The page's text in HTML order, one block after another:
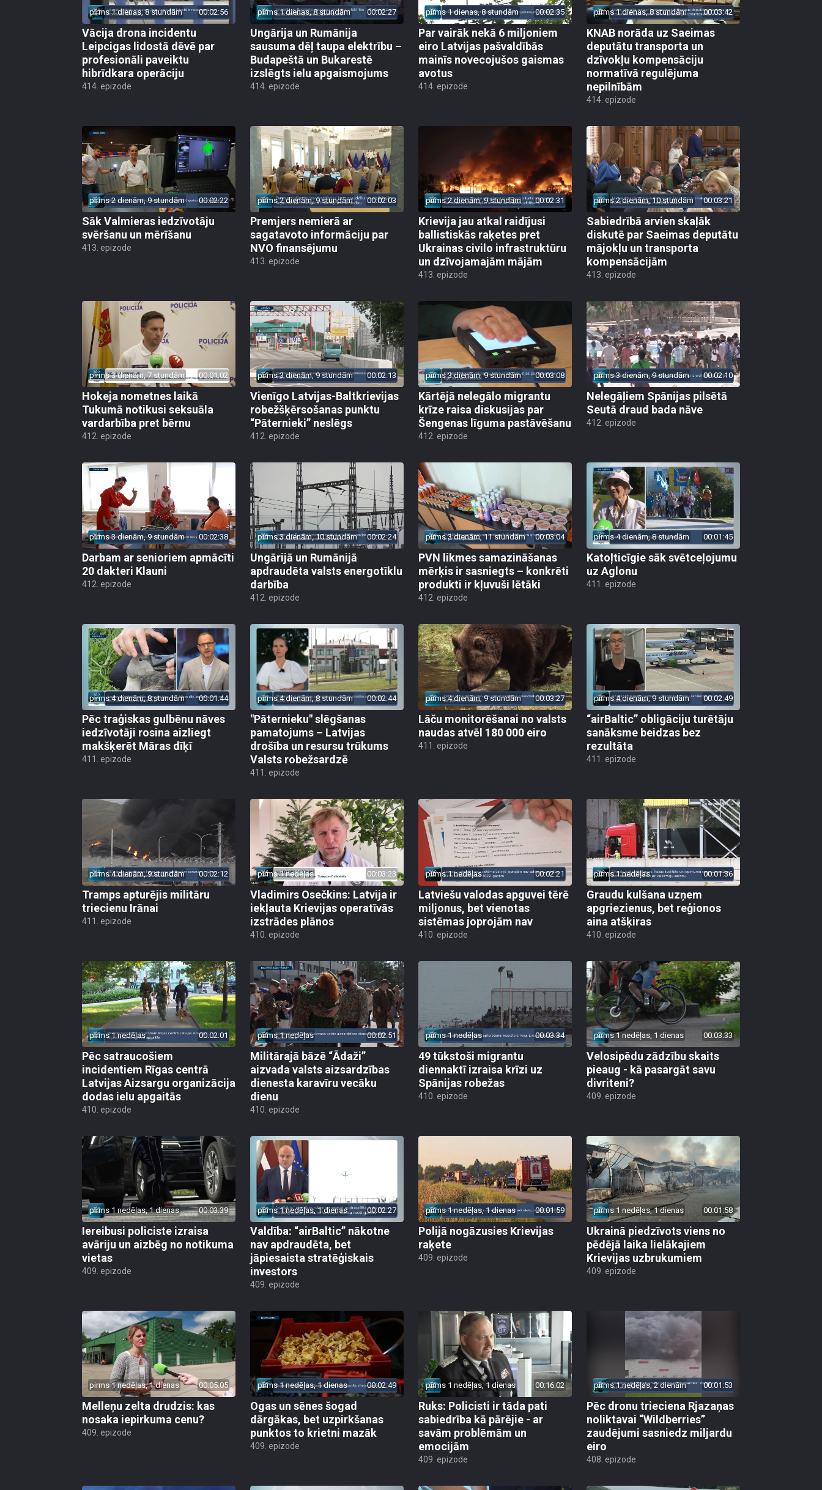
pirms 1 dienas, 8 stundām 00:02:56
Vācija drona incidentu
Leipcigas lidostā dēvē par
profesionāli paveiktu
hibrīdkara operāciju
414. epizode
pirms 1 dienas, 8 stundām 00:02:27
Ungārija un Rumānija
sausuma dēļ taupa elektrību –
Budapeštā un Bukarestē
izslēgts ielu apgaismojums
414. epizode
pirms 1 dienas, 8 stundām 00:02:35
Par vairāk nekā 6 miljoniem
eiro Latvijas pašvaldībās
mainīs novecojušos gaismas
avotus
414. epizode
pirms 1 dienas, 8 stundām 00:03:42
KNAB norāda uz Saeimas
deputātu transporta un
dzīvokļu kompensāciju
normatīvā regulējuma
nepilnībām
414. epizode
pirms 2 dienām, 9 stundām 00:02:22
Sāk Valmieras iedzīvotāju
svēršanu un mērīšanu
413. epizode
pirms 2 dienām, 9 stundām 00:02:03
Premjers nemierā ar
sagatavoto informāciju par
NVO finansējumu
413. epizode
pirms 2 dienām, 9 stundām 00:02:31
Krievija jau atkal raidījusi
ballistiskās raķetes pret
Ukrainas civilo infrastruktūru
un dzīvojamajām mājām
413. epizode
pirms 2 dienām, 10 stundām 00:03:21
Sabiedrībā arvien skaļāk
diskutē par Saeimas deputātu
mājokļu un transporta
kompensācijām
413. epizode
pirms 3 dienām, 7 stundām 00:01:02
Hokeja nometnes laikā
Tukumā notikusi seksuāla
vardarbība pret bērnu
412. epizode
pirms 3 dienām, 9 stundām 00:02:13
Vienīgo Latvijas-Baltkrievijas
robežšķērsošanas punktu
“Pāternieki” neslēgs
412. epizode
pirms 3 dienām, 9 stundām 00:03:08
Kārtējā nelegālo migrantu
krīze raisa diskusijas par
Šengenas līguma pastāvēšanu
412. epizode
pirms 3 dienām, 9 stundām 00:02:10
Nelegāļiem Spānijas pilsētā
Seutā draud bada nāve
412. epizode
pirms 3 dienām, 9 stundām 00:02:38
Darbam ar senioriem apmācīti
20 dakteri Klauni
412. epizode
pirms 3 dienām, 10 stundām 00:02:24
Ungārijā un Rumānijā
apdraudēta valsts energotīklu
darbība
412. epizode
pirms 3 dienām, 11 stundām 00:03:04
PVN likmes samazināšanas
mērķis ir sasniegts – konkrēti
produkti ir kļuvuši lētāki
412. epizode
pirms 4 dienām, 8 stundām 00:01:45
Katoļticīgie sāk svētceļojumu
uz Aglonu
411. epizode
pirms 4 dienām, 8 stundām 00:01:44
Pēc traģiskas gulbēnu nāves
iedzīvotāji rosina aizliegt
makšķerēt Māras dīķī
411. epizode
pirms 4 dienām, 8 stundām 00:02:44
"Pāternieku" slēgšanas
pamatojums – Latvijas
drošība un resursu trūkums
Valsts robežsardzē
411. epizode
pirms 4 dienām, 9 stundām 00:03:27
Lāču monitorēšanai no valsts
naudas atvēl 180 000 eiro
411. epizode
pirms 4 dienām, 9 stundām 00:02:49
“airBaltic” obligāciju turētāju
sanāksme beidzas bez
rezultāta
411. epizode
pirms 4 dienām, 9 stundām 00:02:12
Tramps apturējis militāru
triecienu Irānai
411. epizode
pirms 1 nedēļas 00:03:23
Vladimirs Osečkins: Latvija ir
iekļauta Krievijas operatīvās
izstrādes plānos
410. epizode
pirms 1 nedēļas 00:02:21
Latviešu valodas apguvei tērē
miljonus, bet vienotas
sistēmas joprojām nav
410. epizode
pirms 1 nedēļas 00:01:36
Graudu kulšana uzņem
apgriezienus, bet reģionos
aina atšķiras
410. epizode
pirms 1 nedēļas 00:02:01
Pēc satraucošiem
incidentiem Rīgas centrā
Latvijas Aizsargu organizācija
dodas ielu apgaitās
410. epizode
pirms 1 nedēļas 00:02:51
Militārajā bāzē “Ādaži”
aizvada valsts aizsardzības
dienesta karavīru vecāku
dienu
410. epizode
pirms 1 nedēļas 00:03:34
49 tūkstoši migrantu
diennaktī izraisa krīzi uz
Spānijas robežas
410. epizode
pirms 1 nedēļas, 1 dienas 00:03:33
Velosipēdu zādzību skaits
pieaug - kā pasargāt savu
divriteni?
409. epizode
pirms 1 nedēļas, 1 dienas 00:03:39
Iereibusi policiste izraisa
avāriju un aizbēg no notikuma
vietas
409. epizode
pirms 1 nedēļas, 1 dienas 00:02:27
Valdība: “airBaltic” nākotne
nav apdraudēta, bet
jāpiesaista stratēģiskais
investors
409. epizode
pirms 1 nedēļas, 1 dienas 00:01:59
Polijā nogāzusies Krievijas
raķete
409. epizode
pirms 1 nedēļas, 1 dienas 00:01:58
Ukrainā piedzīvots viens no
pēdējā laika lielākajiem
Krievijas uzbrukumiem
409. epizode
pirms 1 nedēļas, 1 dienas 00:05:05
Melleņu zelta drudzis: kas
nosaka iepirkuma cenu?
409. epizode
pirms 1 nedēļas, 1 dienas 00:02:49
Ogas un sēnes šogad
dārgākas, bet uzpirkšanas
punktos to krietni mazāk
409. epizode
pirms 1 nedēļas, 1 dienas 00:16:02
Ruks: Policisti ir tāda pati
sabiedrība kā pārējie - ar
savām problēmām un
emocijām
409. epizode
pirms 1 nedēļas, 2 dienām 00:01:53
Pēc dronu trieciena Rjazaņas
noliktavai “Wildberries”
zaudējumi sasniedz miljardu
eiro
408. epizode